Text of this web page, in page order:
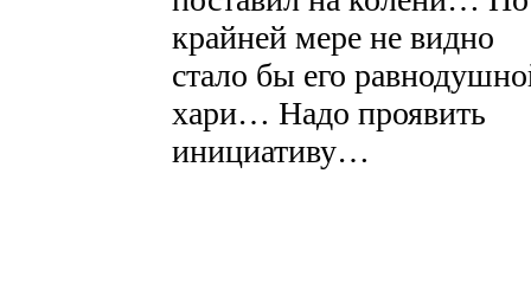
крайней мере не видно
стало бы его
хари… Надо проявить
инициативу…